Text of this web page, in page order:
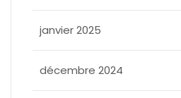
janvier 2025
décembre 2024